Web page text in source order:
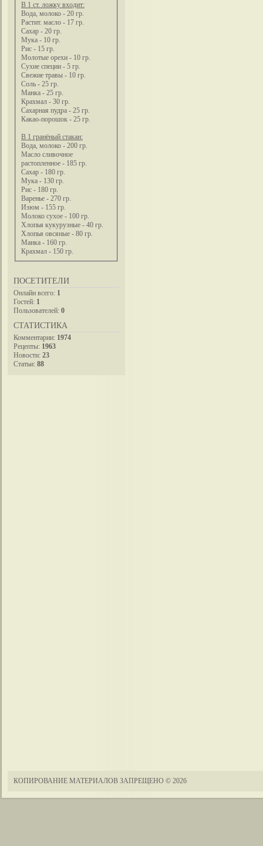
В 1 ст. ложку входит:
Вода, молоко - 20 гр.
Растит. масло - 17 гр.
Сахар - 20 гр.
Мука - 10 гр.
Рис - 15 гр.
Молотые орехи - 10 гр.
Сухие специи - 5 гр.
Свежие травы - 10 гр.
Соль - 25 гр.
Манка - 25 гр.
Крахмал - 30 гр.
Сахарная пудра - 25 гр.
Какао-порошок - 25 гр.
В 1 гранёный стакан:
Вода, молоко - 200 гр.
Масло сливочное
растопленное - 185 гр.
Сахар - 180 гр.
Мука - 130 гр.
Рис - 180 гр.
Варенье - 270 гр.
Изюм - 155 гр.
Молоко сухое - 100 гр.
Хлопья кукурузные - 40 гр.
Хлопья овсяные - 80 гр.
Манка - 160 гр.
Крахмал - 150 гр.
ПОСЕТИТЕЛИ
Онлайн всего: 1
Гостей: 1
Пользователей: 0
СТАТИСТИКА
Комментарии: 1974
Рецепты: 1963
Новости: 23
Статьи: 88
КОПИРОВАНИЕ МАТЕРИАЛОВ ЗАПРЕЩЕНО © 2026